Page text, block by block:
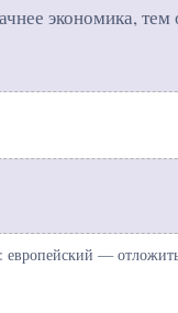
экономика, тем
европейский —